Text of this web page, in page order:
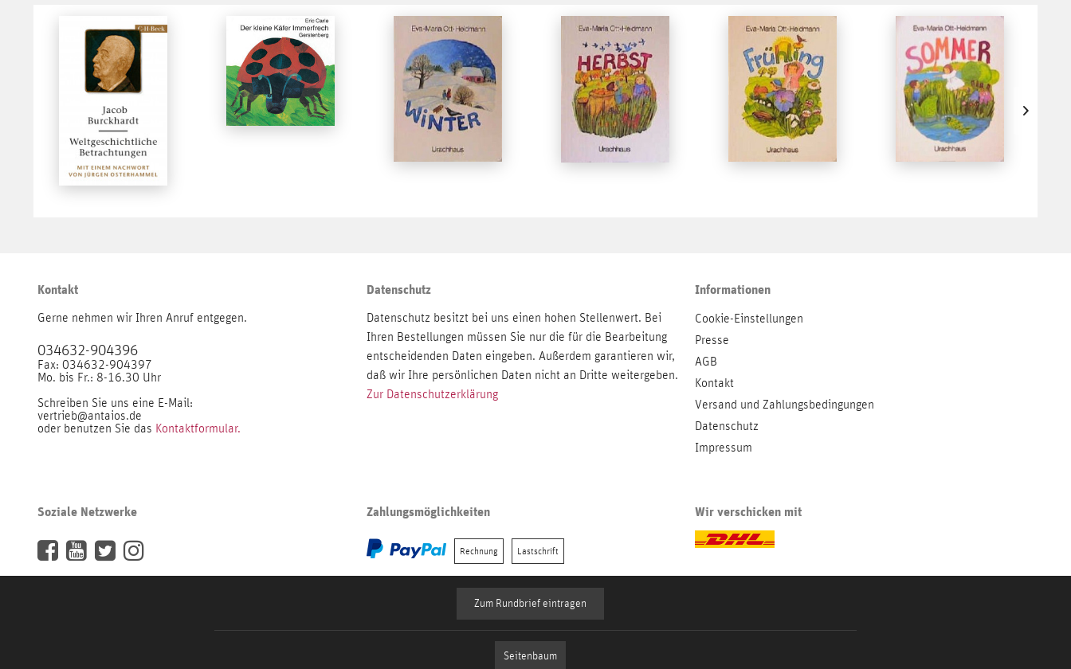
Kontakt
Gerne nehmen wir Ihren Anruf entgegen.
034632-904396
Fax: 034632-904397
Mo. bis Fr.: 8-16.30 Uhr
Schreiben Sie uns eine E-Mail:
vertrieb@antaios.de
oder benutzen Sie das Kontaktformular.
Datenschutz
Datenschutz besitzt bei uns einen hohen Stellenwert. Bei
Ihren Bestellungen müssen Sie nur die für die Bearbeitung
entscheidenden Daten eingeben. Außerdem garantieren wir,
daß wir Ihre persönlichen Daten nicht an Dritte weitergeben.
Zur Datenschutzerklärung
Informationen
Cookie-Einstellungen
Presse
AGB
Kontakt
Versand und Zahlungsbedingungen
Datenschutz
Impressum
Soziale Netzwerke Zahlungsmöglichkeiten
Rechnung Lastschrift
Wir verschicken mit
Zum Rundbrief eintragen
Seitenbaum